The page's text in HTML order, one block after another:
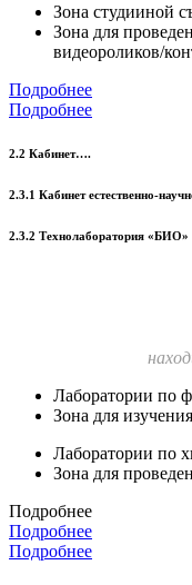
Зона студииной
Зона для
видеороликов/
Подробнее
Подробнее
2.2 Кабинет….
2.3.1 Кабинет естественно-
2.3.2 Технолаборатория «БИО»
Лаборатории по
Зона для
Лаборатории по
Зона для
Подробнее
Подробнее
Подробнее